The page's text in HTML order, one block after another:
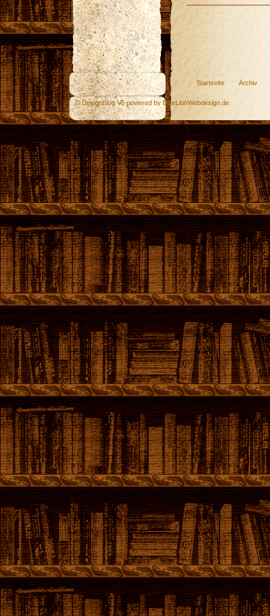
Startseite Archiv
© DesignBlog V5 powered by BlueLionWebdesign.de